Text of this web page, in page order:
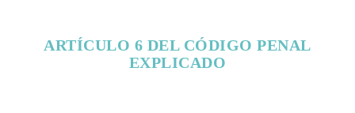
ARTÍCULO 6 DEL CÓDIGO PENAL
EXPLICADO